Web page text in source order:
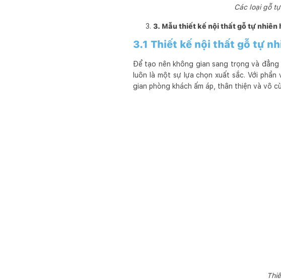
Các loại gỗ
3. Mẫu thiết kế nội thất gỗ tự nhiên
3.1 Thiết kế nội thất gỗ tự
Để tạo nên không gian sang trọng và
luôn là một sự lựa chọn xuất sắc. Với
gian phòng khách ấm áp, thân thiện và vô